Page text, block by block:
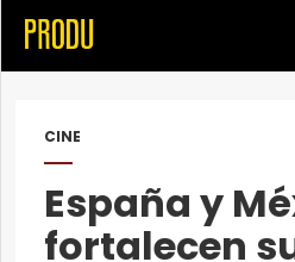
CINE
España y
fortalecen